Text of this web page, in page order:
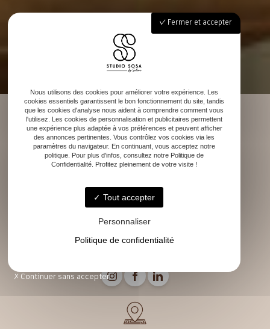
Accueil
Rénovation
Conseils décoration
Mes réalisations
Contact
Fermer et accepter
Nous utilisons des cookies pour améliorer votre expérience. Les
cookies essentiels garantissent le bon fonctionnement du site, tandis
que les cookies d'analyse nous aident à comprendre comment vous
l'utilisez. Les cookies de personnalisation et publicitaires permettent
une expérience plus adaptée à vos préférences et peuvent afficher
des annonces pertinentes. Vous contrôlez vos cookies via les
paramètres du navigateur. En continuant, vous acceptez notre
politique. Pour plus d'infos, consultez notre Politique de
Confidentialité. Profitez pleinement de votre visite !
Tout accepter
Personnaliser
Politique de confidentialité
Continuer sans accepter